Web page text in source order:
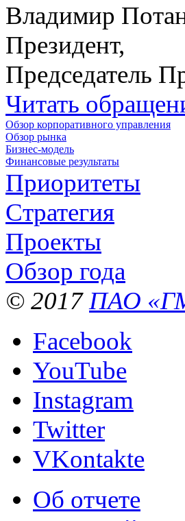
Владимир
Президент,
Председатель
Читать
Обзор корпоративного управления
Обзор рынка
Бизнес-модель
Финансовые результаты
Приоритеты
Стратегия
Проекты
Обзор года
© 2017 ПАО
Facebook
YouTube
Instagram
Twitter
VKontakte
Об отчете